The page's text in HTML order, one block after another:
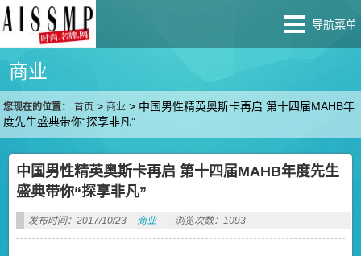
导航菜单
商业
您现在的位置： 首页 >商业 > 中国男性精英奥斯卡再启 第十四届MAHB年
度先生盛典带你“探享非凡”
中国男性精英奥斯卡再启 第十四届MAHB年度先生
盛典带你“探享非凡”
发布时间：2017/10/23 商业 浏览次数：1093